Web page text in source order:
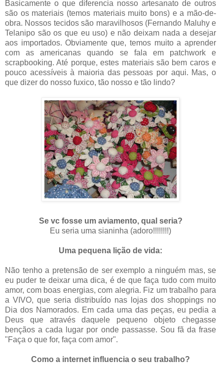
Basicamente o que diferencia nosso artesanato de outros
são os materiais (temos materiais muito bons) e a mão-de-
obra. Nossos tecidos são maravilhosos (Fernando Maluhy e
Telanipo são os que eu uso) e não deixam nada a desejar
aos importados. Obviamente que, temos muito a aprender
com as americanas quando se fala em patchwork e
scrapbooking. Até porque, estes materiais são bem caros e
pouco acessíveis à maioria das pessoas por aqui. Mas, o
que dizer do nosso fuxico, tão nosso e tão lindo?
Se vc fosse um aviamento, qual seria?
Eu seria uma sianinha (adoro!!!!!!!!)
Uma pequena lição de vida:
Não tenho a pretensão de ser exemplo a ninguém mas, se
eu puder te deixar uma dica, é de que faça tudo com muito
amor, com boas energias, com alegria. Fiz um trabalho para
a VIVO, que seria distribuído nas lojas dos shoppings no
Dia dos Namorados. Em cada uma das peças, eu pedia a
Deus que através daquele pequeno objeto chegasse
bençãos a cada lugar por onde passasse. Sou fã da frase
"Faça o que for, faça com amor".
Como a internet influencia o seu trabalho?